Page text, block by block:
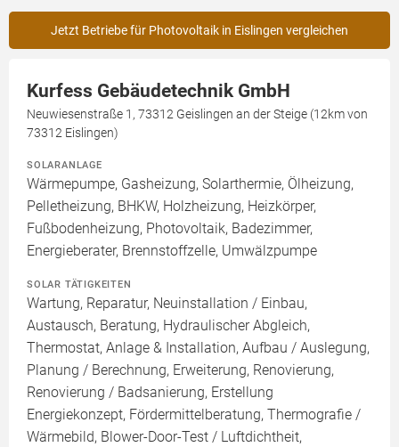
Jetzt Betriebe für Photovoltaik in Eislingen vergleichen
Kurfess Gebäudetechnik GmbH
Neuwiesenstraße 1, 73312 Geislingen an der Steige (12km von
73312 Eislingen)
SOLARANLAGE
Wärmepumpe, Gasheizung, Solarthermie, Ölheizung,
Pelletheizung, BHKW, Holzheizung, Heizkörper,
Fußbodenheizung, Photovoltaik, Badezimmer,
Energieberater, Brennstoffzelle, Umwälzpumpe
SOLAR TÄTIGKEITEN
Wartung, Reparatur, Neuinstallation / Einbau,
Austausch, Beratung, Hydraulischer Abgleich,
Thermostat, Anlage & Installation, Aufbau / Auslegung,
Planung / Berechnung, Erweiterung, Renovierung,
Renovierung / Badsanierung, Erstellung
Energiekonzept, Fördermittelberatung, Thermografie /
Wärmebild, Blower-Door-Test / Luftdichtheit,